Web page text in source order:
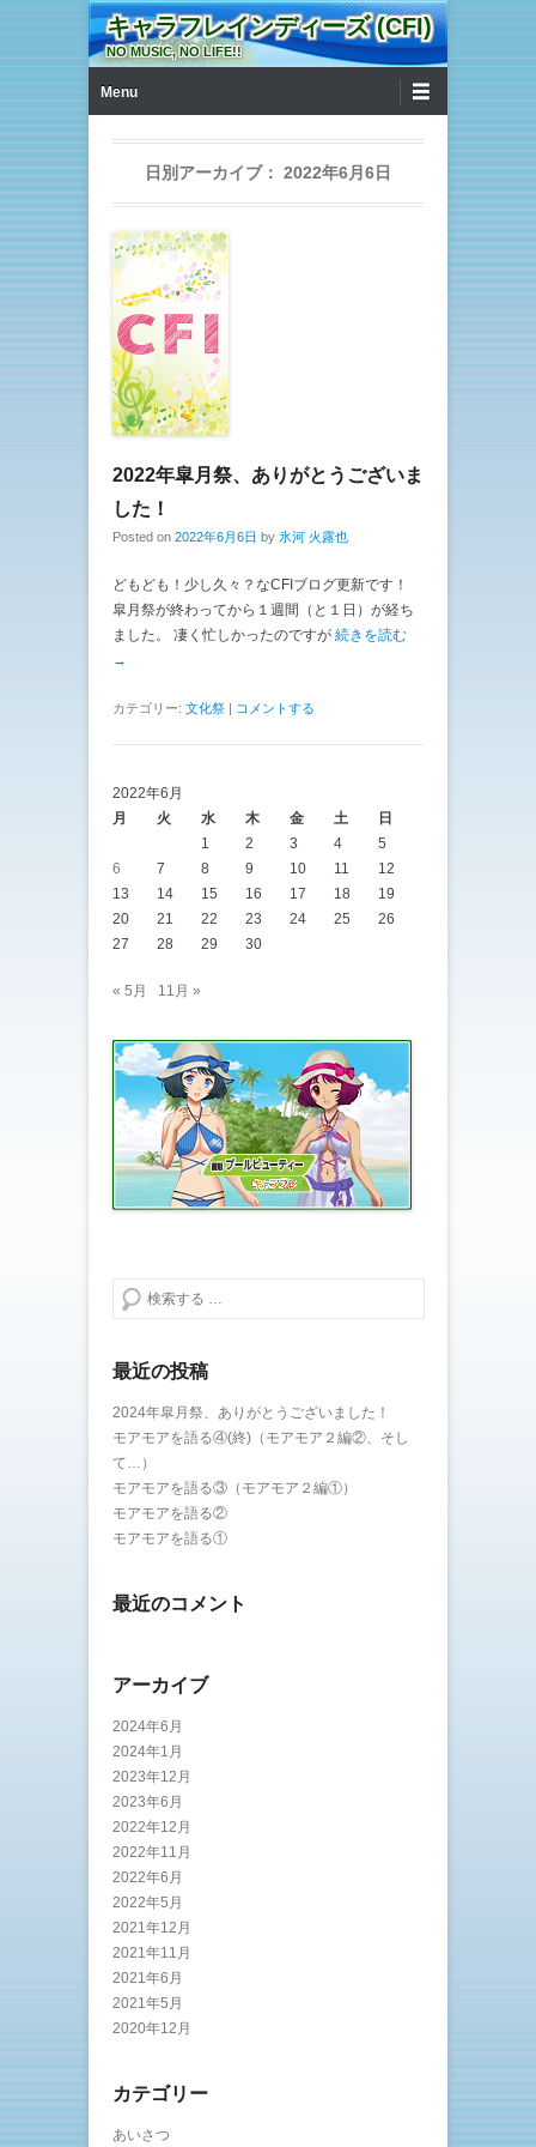
キャラフレインディーズ (CFI)
NO MUSIC, NO LIFE!!
Menu
日別アーカイブ： 2022年6月6日
2022年皐月祭、ありがとうございま
した！
Posted on 2022年6月6日 by 氷河 火露也
どもども！少し久々？なCFIブログ更新です！
皐月祭が終わってから１週間（と１日）が経ち
ました。 凄く忙しかったのですが 続きを読む
→
カテゴリー: 文化祭 | コメントする
2022年6月
月
火 水 木 金 土
日
1
2 3 4
5
6
7 8 9 10 11
12
13
14 15 16 17 18
19
20
21 22 23 24 25
26
27
28 29 30
« 5月 11月 »
検索する
最近の投稿
2024年皐月祭、ありがとうございました！
モアモアを語る④(終)（モアモア２編②、そし
て…）
モアモアを語る③（モアモア２編①）
モアモアを語る②
モアモアを語る①
最近のコメント
アーカイブ
2024年6月
2024年1月
2023年12月
2023年6月
2022年12月
2022年11月
2022年6月
2022年5月
2021年12月
2021年11月
2021年6月
2021年5月
2020年12月
カテゴリー
あいさつ